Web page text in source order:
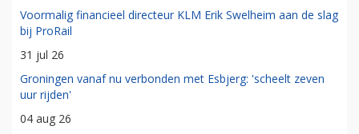
Voormalig financieel directeur KLM Erik Swelheim aan de slag
bij ProRail
31 jul 26
Groningen vanaf nu verbonden met Esbjerg: 'scheelt zeven
uur rijden'
04 aug 26